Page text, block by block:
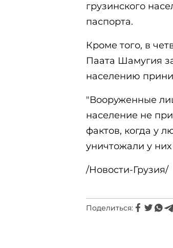
грузинского
паспорта.
Кроме того, в
Паата Шамугия
населению
"Вооруженные
население не
фактов, когда у
уничтожали у
/Новости-Грузия/
Поделиться: